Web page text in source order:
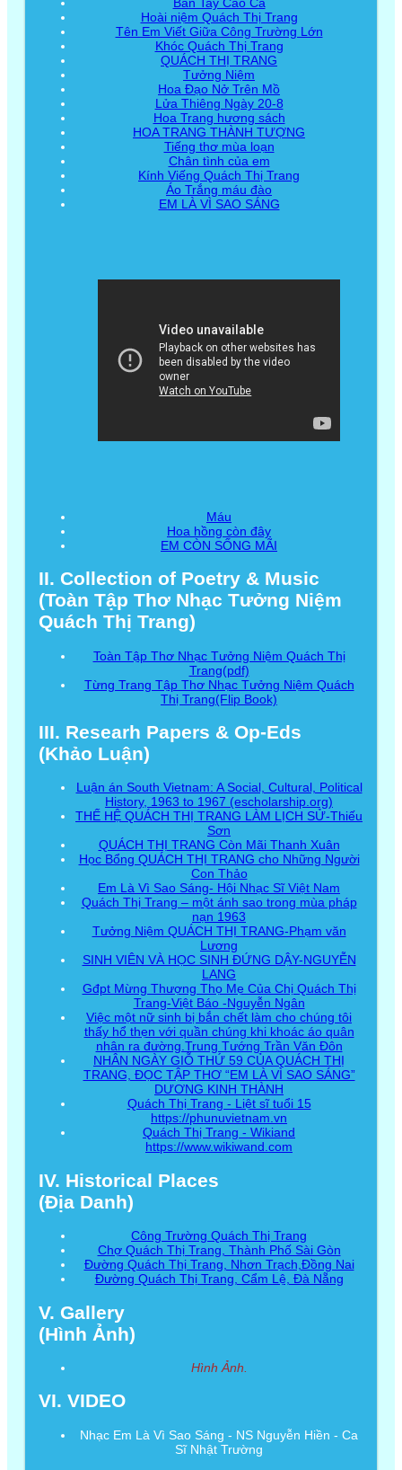
Hoài niệm Quách Thị Trang
Tên Em Viết Giữa Công Trường Lớn
Khóc Quách Thị Trang
QUÁCH THỊ TRANG
Tưởng Niệm
Hoa Đạo Nở Trên Mồ
Lửa Thiêng Ngày 20-8
Hoa Trang hương sách
HOA TRANG THÀNH TƯỢNG
Tiếng thơ mùa loạn
Chân tình của em
Kính Viếng Quách Thị Trang
Áo Trắng máu đào
EM LÀ VÌ SAO SÁNG
Máu
Hoa hồng còn đây
EM CÒN SỐNG MÃI
II. Collection of Poetry & Music
(Toàn Tập Thơ Nhạc Tưởng Niệm
Quách Thị Trang)
Toàn Tập Thơ Nhạc Tưởng Niệm Quách Thị
Trang(pdf)
Từng Trang Tập Thơ Nhạc Tưởng Niệm Quách
Thị Trang(Flip Book)
III. Researh Papers & Op-Eds
(Khảo Luận)
Luận án South Vietnam: A Social, Cultural, Political
History, 1963 to 1967 (escholarship.org)
THẾ HỆ QUÁCH THỊ TRANG LÀM LỊCH SỬ-Thiếu
Sơn
QUÁCH THỊ TRANG Còn Mãi Thanh Xuân
Học Bổng QUÁCH THỊ TRANG cho Những Người
Con Thảo
Em Là Vì Sao Sáng- Hội Nhạc Sĩ Việt Nam
Quách Thị Trang – một ánh sao trong mùa pháp
nạn 1963
Tưởng Niệm QUÁCH THỊ TRANG-Phạm văn
Lương
SINH VIÊN VÀ HỌC SINH ĐỨNG DẬY-NGUYỄN
LANG
Gđpt Mừng Thượng Thọ Mẹ Của Chị Quách Thị
Trang-Việt Báo -Nguyễn Ngân
Việc một nữ sinh bị bắn chết làm cho chúng tôi
thấy hổ thẹn với quần chúng khi khoác áo quân
nhân ra đường.Trung Tướng Trần Văn Đôn
NHÂN NGÀY GIỖ THỨ 59 CỦA QUÁCH THỊ
TRANG, ĐỌC TẬP THƠ “EM LÀ VÌ SAO SÁNG”
DƯƠNG KINH THÀNH
Quách Thị Trang - Liệt sĩ tuổi 15
https://phunuvietnam.vn
Quách Thị Trang - Wikiand
https://www.wikiwand.com
IV. Historical Places
(Địa Danh)
Công Trường Quách Thị Trang
Chợ Quách Thị Trang, Thành Phố Sài Gòn
Đường Quách Thị Trang, Nhơn Trạch,Đồng Nai
Đường Quách Thị Trang, Cẩm Lệ, Đà Nẵng
V. Gallery
(Hình Ảnh)
Hình Ảnh.
VI. VIDEO
Nhạc Em Là Vì Sao Sáng - NS Nguyễn Hiền - Ca
Sĩ Nhật Trường